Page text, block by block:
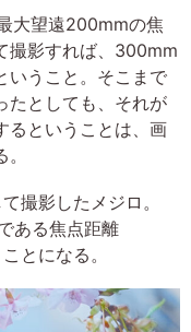
大望遠200mmの焦
撮影すれば、300mm
いうこと。そこまで
たとしても、それが
るということは、画
撮影したメジロ。
ある焦点距離
とになる。